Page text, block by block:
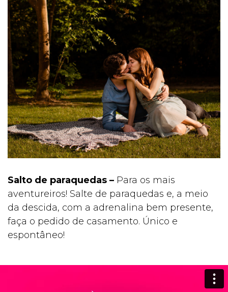
Salto de paraquedas – Para os mais
aventureiros! Salte de paraquedas e, a meio
da descida, com a adrenalina bem presente,
faça o pedido de casamento. Único e
espontâneo!